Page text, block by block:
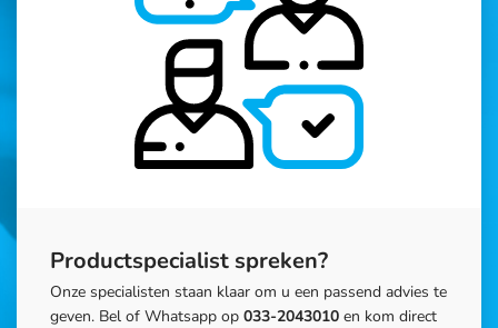
Productspecialist spreken?
Onze specialisten staan klaar om u een passend advies te
geven. Bel of Whatsapp op 033-2043010 en kom direct